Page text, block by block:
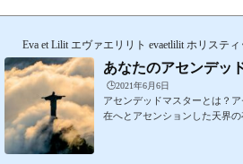
Eva et Lilit エヴァエリリト evaetlilit ホリステ
あなたのアセンデッ
🕒️2021年6月6日
アセンデッドマスターとは？
在へとアセンションした天界